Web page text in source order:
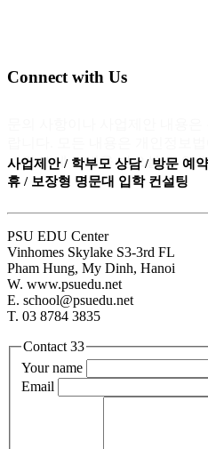
Connect with Us
시간 내에 답변을 받으실 수 있
사업제안 / 학부모 상담 / 방문 예
휴 / 보장형 명문대 입학 컨설팅
PSU EDU Center
Vinhomes Skylake S3-3rd FL
Pham Hung, My Dinh, Hanoi
W. www.psuedu.net
E. school@psuedu.net
T. 03 8784 3835
Contact 33
Your name
Email